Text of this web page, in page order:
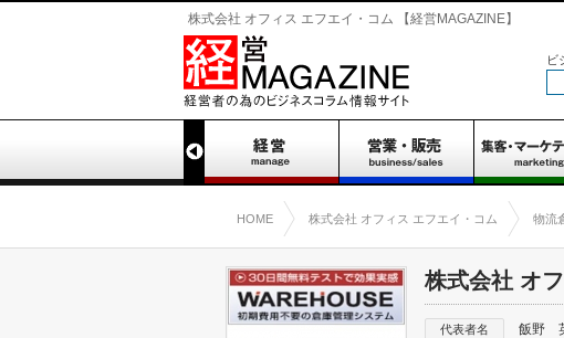
株式会社 オフィス エフエイ・コム 【経営MAGAZINE】
ビ
HOME 株式会社 オフィス エフエイ・コム 物流
株式会社 オ
代表者名 飯野